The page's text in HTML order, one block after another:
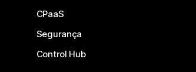
CPaaS
Segurança
Control Hub